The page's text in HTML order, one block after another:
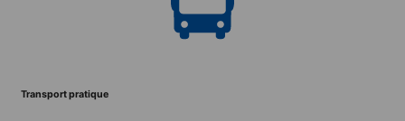
Transport pratique